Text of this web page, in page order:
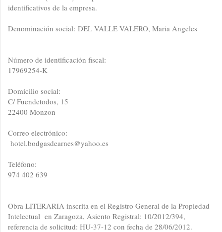
identificativos de la empresa.
Denominación social: DEL VALLE VALERO, Maria Angeles
Número de identificación fiscal:
17969254-K
Domicilio social:
C/ Fuendetodos, 15
22400 Monzon
Correo electrónico:
hotel.bodgasdearnes@yahoo.es
Teléfono:
974 402 639
Obra LITERARIA inscrita en el Registro General de la Propiedad
Intelectual en Zaragoza, Asiento Registral: 10/2012/394,
referencia de solicitud: HU-37-12 con fecha de 28/06/2012.